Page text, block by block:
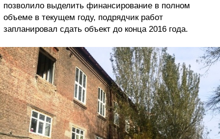
позволило выделить финансирование в полном
объеме в текущем году, подрядчик работ
запланировал сдать объект до конца 2016 года.